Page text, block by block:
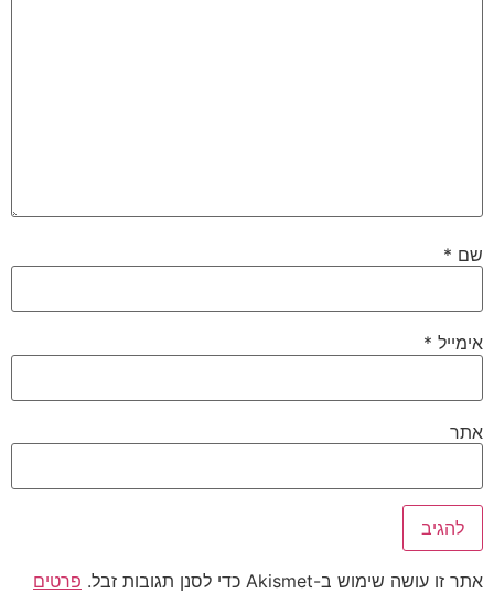
שם *
אימייל *
אתר
אתר זו עושה שימוש ב-Akismet כדי לסנן תגובות זבל.
פרטים